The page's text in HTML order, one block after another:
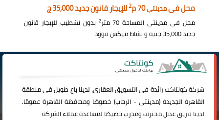
محل فيمدينتي70 م 2للإيجار قانون جديد 35,000 ج
محل في مدينتي المساحة 70 متر 2 بدون تشطيب للإيجار قانون
جديد 35,000 جنيه و نشاط ميكس فوود
شركةكونتاكترائدة فى التسويق العقاري، لدينا باع طويل فى منطقة
القاهرة الجديدة (مدينتي -الرحاب) خصوصًا ومحافظة القاهرة عمومًا.
لدينا فريق عمل محترف ومدرب خصيصًا لمساعدة عملاء الشركة